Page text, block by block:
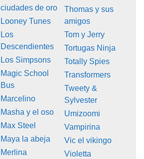
ciudades de oro
Looney Tunes
Los
Descendientes
Los Simpsons
Magic School
Bus
Marcelino
Masha y el oso
Max Steel
Maya la abeja
Merlina
Thomas y sus
amigos
Tom y Jerry
Tortugas Ninja
Totally Spies
Transformers
Tweety &
Sylvester
Umizoomi
Vampirina
Vic el vikingo
Violetta